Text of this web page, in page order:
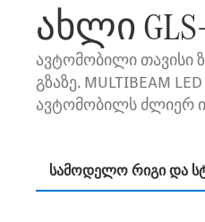
ახლი
ავტომობილი თავისი
გზაზე. MULTIBEAM
ავტომობილს ძლიერ
სამოდელო რიგი და